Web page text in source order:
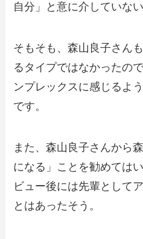
自分」と意に介していない
そもそも、森山良子さん
るタイプではなかったの
ンプレックスに感じるよ
です。
また、森山良子さんから
になる」ことを勧めては
ビュー後には先輩として
とはあったそう。